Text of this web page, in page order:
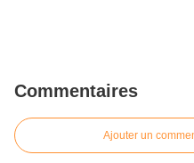
Commentaires
Ajouter un